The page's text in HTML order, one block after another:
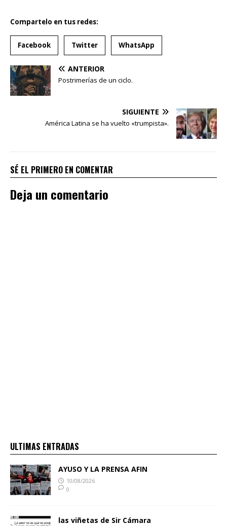
Compartelo en tus redes:
Facebook Twitter WhatsApp
ANTERIOR
Postrimerías de un ciclo.
SIGUIENTE
América Latina se ha vuelto «trumpista».
SÉ EL PRIMERO EN COMENTAR
Deja un comentario
ULTIMAS ENTRADAS
AYUSO Y LA PRENSA AFIN
10/08/2026
0
las viñetas de Sir Cámara